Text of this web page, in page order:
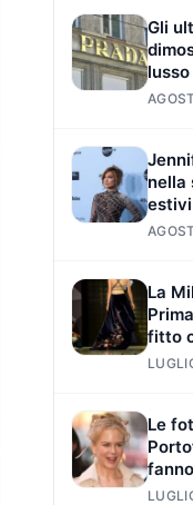
Gli
nella
La
fitto
Le